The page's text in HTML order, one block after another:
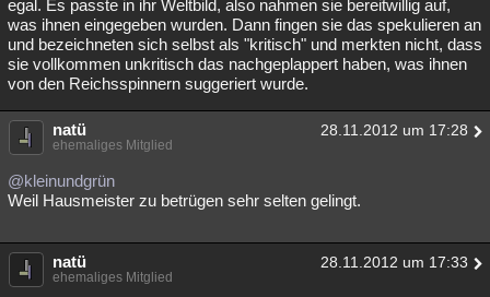
egal. Es passte in ihr Weltbild, also nahmen sie bereitwillig auf,
was ihnen eingegeben wurden. Dann fingen sie das spekulieren an
und bezeichneten sich selbst als "kritisch" und merkten nicht, dass
sie vollkommen unkritisch das nachgeplappert haben, was ihnen
von den Reichsspinnern suggeriert wurde.
natü 28.11.2012 um 17:28
ehemaliges Mitglied
@kleinundgrün
Weil Hausmeister zu betrügen sehr selten gelingt.
natü 28.11.2012 um 17:33
ehemaliges Mitglied